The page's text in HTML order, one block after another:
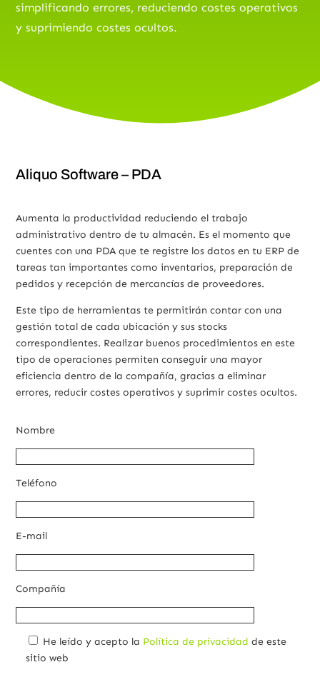
simplificando errores, reduciendo costes operativos
y suprimiendo costes ocultos.
Aliquo Software – PDA
Aumenta la productividad reduciendo el trabajo
administrativo dentro de tu almacén. Es el momento que
cuentes con una PDA que te registre los datos en tu ERP de
tareas tan importantes como inventarios, preparación de
pedidos y recepción de mercancías de proveedores.
Este tipo de herramientas te permitirán contar con una
gestión total de cada ubicación y sus stocks
correspondientes. Realizar buenos procedimientos en este
tipo de operaciones permiten conseguir una mayor
eficiencia dentro de la compañía, gracias a eliminar
errores, reducir costes operativos y suprimir costes ocultos.
Nombre
Teléfono
E-mail
Compañía
He leído y acepto la Política de privacidad de este
sitio web